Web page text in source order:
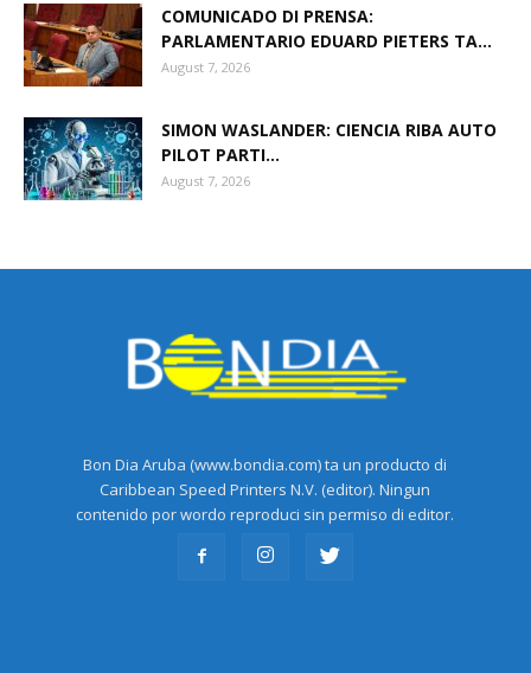
COMUNICADO DI PRENSA:
PARLAMENTARIO EDUARD PIETERS TA...
August 7, 2026
SIMON WASLANDER: CIENCIA RIBA AUTO
PILOT PARTI...
August 7, 2026
Bon Dia Aruba (www.bondia.com) ta un producto di
Caribbean Speed Printers N.V. (editor). Ningun
contenido por wordo reproduci sin permiso di editor.